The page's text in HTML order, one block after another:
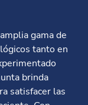
gama de
tanto en
brinda
satisfacer las